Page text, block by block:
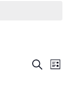
Recherche
Liste